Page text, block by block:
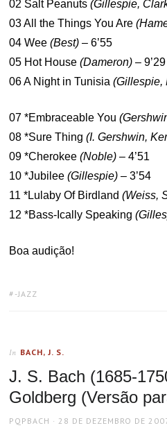
02 Salt Peanuts(Gillespie,
03 All the Things You Are
04 Wee(Best) – 6’55
05 Hot House(Dameron) – 9’29
06 A Night in Tunisia(Gillespie,
07 *Embraceable You
08 *Sure Thing(I. Gershwin,
09 *Cherokee(Noble) – 4’51
10 *Jubilee(Gillespie) – 3’54
11 *Lulaby Of Birdland(Weiss,
12 *Bass-Ically Speaking
Boa audição!
TAGS:
-JAZZ
In BACH, J. S.
J. S. Bach (1685-
Goldberg (Versão
AUTHOR
PQPBACH
POSTED
28 DE DEZEMBRO DE